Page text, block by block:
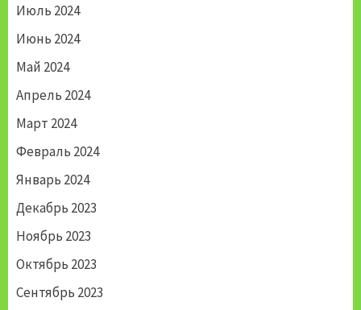
Июль 2024
Июнь 2024
Май 2024
Апрель 2024
Март 2024
Февраль 2024
Январь 2024
Декабрь 2023
Ноябрь 2023
Октябрь 2023
Сентябрь 2023